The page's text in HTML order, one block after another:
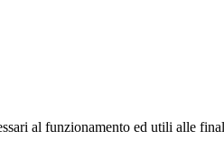
al funzionamento ed utili alle